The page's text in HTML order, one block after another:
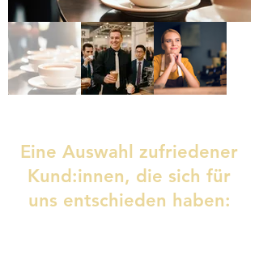
Eine Auswahl zufriedener
Kund:innen, die sich für
uns entschieden haben: